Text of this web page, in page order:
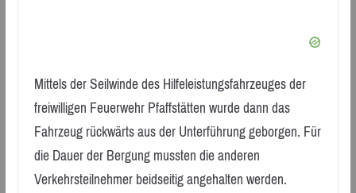
Mittels der Seilwinde des Hilfeleistungsfahrzeuges der
freiwilligen Feuerwehr Pfaffstätten wurde dann das
Fahrzeug rückwärts aus der Unterführung geborgen. Für
die Dauer der Bergung mussten die anderen
Verkehrsteilnehmer beidseitig angehalten werden.